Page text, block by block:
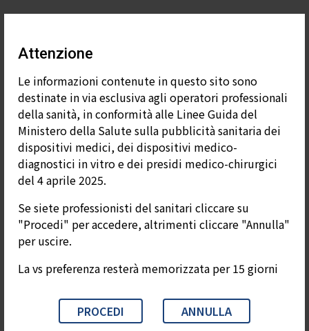
Attenzione
Le informazioni contenute in questo sito sono
destinate in via esclusiva agli operatori professionali
della sanità, in conformità alle Linee Guida del
Ministero della Salute sulla pubblicità sanitaria dei
dispositivi medici, dei dispositivi medico-
diagnostici in vitro e dei presidi medico-chirurgici
del 4 aprile 2025.
Se siete professionisti del sanitari cliccare su
"Procedi" per accedere, altrimenti cliccare "Annulla"
per uscire.
La vs preferenza resterà memorizzata per 15 giorni
PROCEDI ANNULLA